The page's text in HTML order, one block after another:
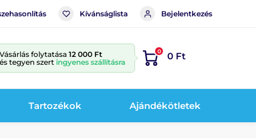
Kívánságlista Bejelentkezés
Vásárlás folytatása 12 000 Ft
és tegyen szert ingyenes szállításra
0 0 Ft
Tartozékok Ajándékötletek